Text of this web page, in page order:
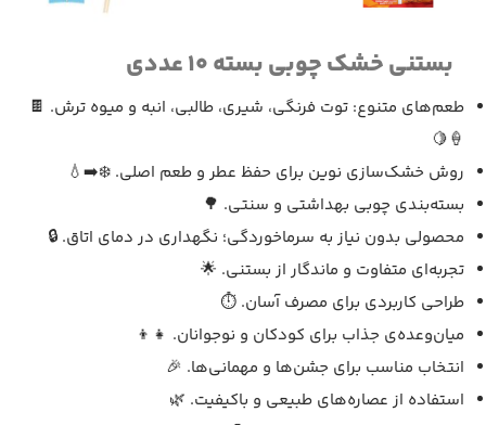
بستنی خشک چوبی بسته 10 عددی
طعم‌های متنوع: توت فرنگی، شیری، طالبی، انبه و میوه ترش. 🍫
🍦🍋
روش خشک‌سازی نوین برای حفظ عطر و طعم اصلی. ❄️➡️💧
بسته‌بندی چوبی بهداشتی و سنتی. 🌳
محصولی بدون نیاز به سرماخوردگی؛ نگهداری در دمای اتاق. 🔒
تجربه‌ای متفاوت و ماندگار از بستنی. 🌟
طراحی کاربردی برای مصرف آسان. ⏱️
میان‌وعده‌ی جذاب برای کودکان و نوجوانان. 👧👦
انتخاب مناسب برای جشن‌ها و مهمانی‌ها. 🎉
استفاده از عصاره‌های طبیعی و باکیفیت. 🌿